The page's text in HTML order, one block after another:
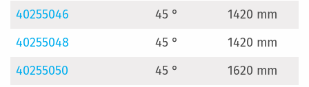
40255046
45 °
1420 mm
40255048
45 °
1420 mm
40255050
45 °
1620 mm